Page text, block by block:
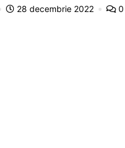
28 decembrie 2022 0